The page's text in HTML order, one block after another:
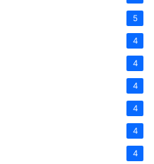
5
4
4
4
4
4
4